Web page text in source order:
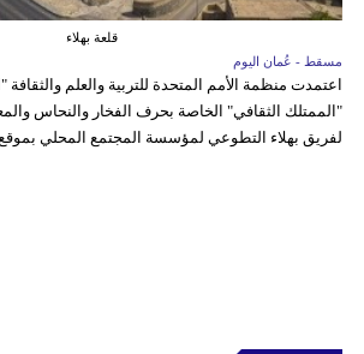
قلعة بهلاء
مسقط - عُمان اليوم
اعتمدت منظمة الأمم المتحدة للتربية والعلم والثقافة
"الممتلك الثقافي" الخاصة بحرف الفخار والنحاس
لفريق بهلاء التطوعي لمؤسسة المجتمع المحلي بموقع